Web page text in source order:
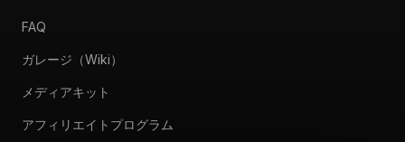
FAQ
ガレージ（Wiki）
メディアキット
アフィリエイトプログラム